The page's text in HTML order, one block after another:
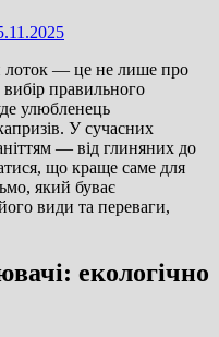
лоток — це не лише про
вибір правильного
улюбленець
У сучасних
— від глиняних до
що краще саме для
який буває
види та переваги,
екологічно